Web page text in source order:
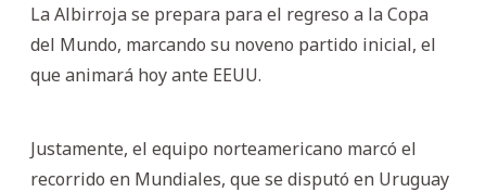
La Albirroja se prepara para el regreso a la Copa
del Mundo, marcando su noveno partido inicial, el
que animará hoy ante EEUU.
Justamente, el equipo norteamericano marcó el
recorrido en Mundiales, que se disputó en Uruguay